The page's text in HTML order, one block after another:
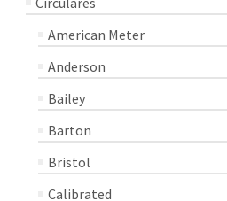
American Meter
Anderson
Bailey
Barton
Bristol
Calibrated